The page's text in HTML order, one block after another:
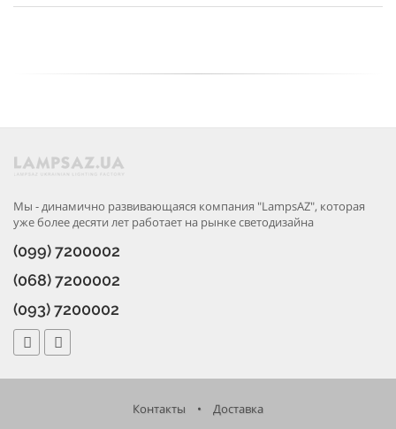
Мы - динамично развивающаяся компания "LampsAZ", которая
уже более десяти лет работает на рынке светодизайна
(099) 7200002
(068) 7200002
(093) 7200002
Контакты • Доставка